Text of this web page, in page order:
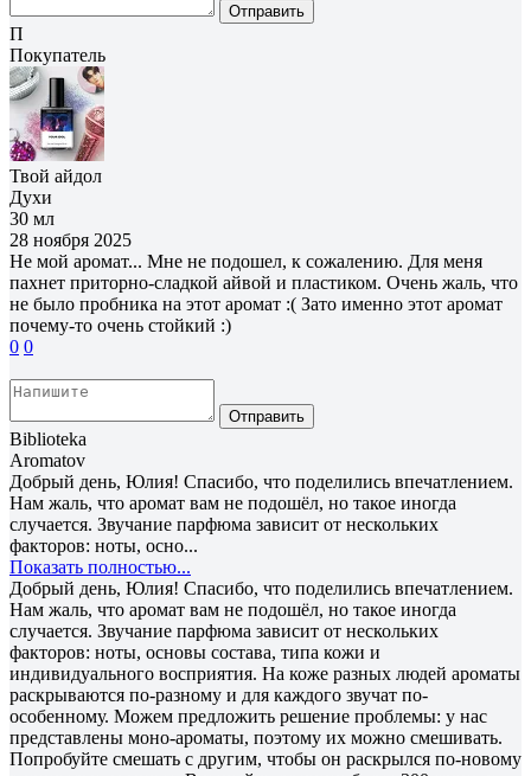
Отправить
П
Покупатель
Твой айдол
Духи
30 мл
28 ноября 2025
Не мой аромат... Мне не подошел, к сожалению. Для меня
пахнет приторно-сладкой айвой и пластиком. Очень жаль, что
не было пробника на этот аромат :( Зато именно этот аромат
почему-то очень стойкий :)
0 0
Отправить
Biblioteka
Aromatov
Добрый день, Юлия! Спасибо, что поделились впечатлением.
Нам жаль, что аромат вам не подошёл, но такое иногда
случается. Звучание парфюма зависит от нескольких
факторов: ноты, осно...
Показать полностью...
Добрый день, Юлия! Спасибо, что поделились впечатлением.
Нам жаль, что аромат вам не подошёл, но такое иногда
случается. Звучание парфюма зависит от нескольких
факторов: ноты, основы состава, типа кожи и
индивидуального восприятия. На коже разных людей ароматы
раскрываются по-разному и для каждого звучат по-
особенному. Можем предложить решение проблемы: у нас
представлены моно-ароматы, поэтому их можно смешивать.
Попробуйте смешать с другим, чтобы он раскрылся по-новому